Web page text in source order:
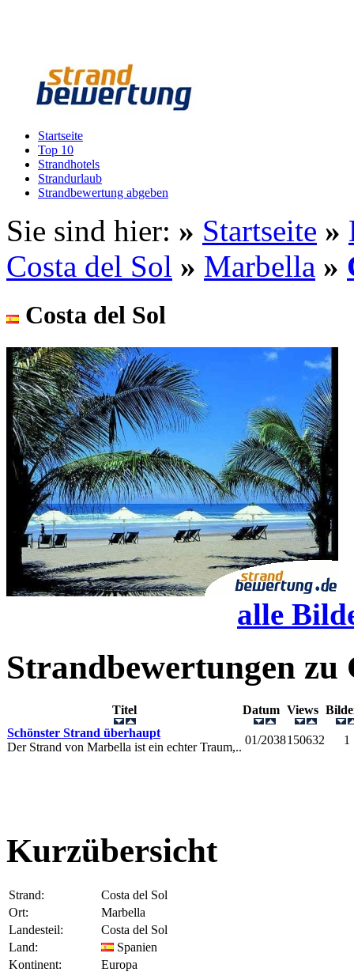
Startseite
Top 10
Strandhotels
Strandurlaub
Strandbewertung abgeben
Sie sind hier: » Startseite »
Costa del Sol » Marbella »
Costa del Sol
alle
Strandbewertungen zu
Titel Datum Views
Schönster Strand überhaupt
Der Strand von Marbella ist ein echter Traum,..
01/2038150632 1
Kurzübersicht
Strand:
Costa del Sol
Ort:
Marbella
Landesteil:
Costa del Sol
Land:
Spanien
Kontinent:
Europa